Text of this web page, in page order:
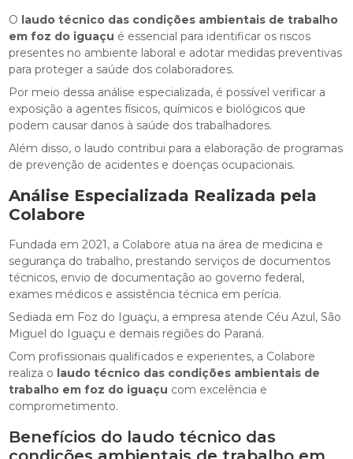
O laudo técnico das condições ambientais de trabalho
em foz do iguaçu é essencial para identificar os riscos
presentes no ambiente laboral e adotar medidas preventivas
para proteger a saúde dos colaboradores.
Por meio dessa análise especializada, é possível verificar a
exposição a agentes físicos, químicos e biológicos que
podem causar danos à saúde dos trabalhadores.
Além disso, o laudo contribui para a elaboração de programas
de prevenção de acidentes e doenças ocupacionais.
Análise Especializada Realizada pela
Colabore
Fundada em 2021, a Colabore atua na área de medicina e
segurança do trabalho, prestando serviços de documentos
técnicos, envio de documentação ao governo federal,
exames médicos e assistência técnica em perícia.
Sediada em Foz do Iguaçu, a empresa atende Céu Azul, São
Miguel do Iguaçu e demais regiões do Paraná.
Com profissionais qualificados e experientes, a Colabore
realiza o laudo técnico das condições ambientais de
trabalho em foz do iguaçu com excelência e
comprometimento.
Benefícios do laudo técnico das